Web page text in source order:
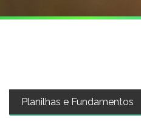
Planilhas e Fundamentos